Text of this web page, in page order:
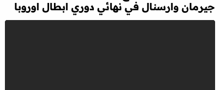
جيرمان وارسنال في نهائي دوري ابطال اوروبا